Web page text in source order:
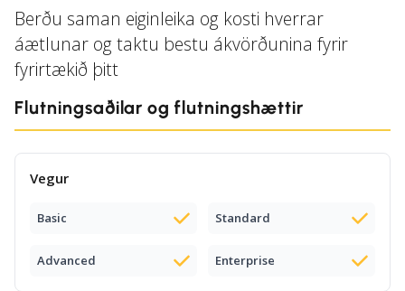
Berðu saman eiginleika og kosti hverrar
áætlunar og taktu bestu ákvörðunina fyrir
fyrirtækið þitt
Flutningsaðilar og flutningshættir
Vegur
Basic Standard
Advanced Enterprise